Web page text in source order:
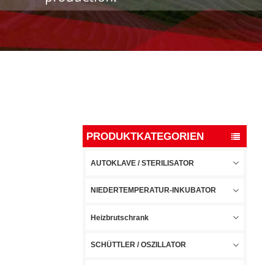
PRODUKTKATEGORIEN
AUTOKLAVE / STERILISATOR
NIEDERTEMPERATUR-INKUBATOR
Heizbrutschrank
SCHÜTTLER / OSZILLATOR